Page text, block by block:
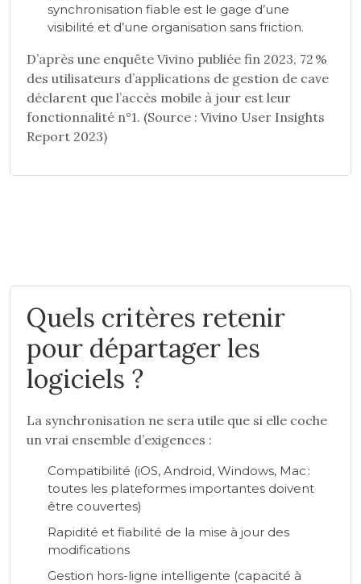
synchronisation fiable est le gage d’une
visibilité et d’une organisation sans friction.
D’après une enquête Vivino publiée fin 2023, 72 %
des utilisateurs d’applications de gestion de cave
déclarent que l’accès mobile à jour est leur
fonctionnalité n°1. (Source : Vivino User Insights
Report 2023)
Quels critères retenir
pour départager les
logiciels ?
La synchronisation ne sera utile que si elle coche
un vrai ensemble d’exigences :
Compatibilité (iOS, Android, Windows, Mac :
toutes les plateformes importantes doivent
être couvertes)
Rapidité et fiabilité de la mise à jour des
modifications
Gestion hors-ligne intelligente (capacité à